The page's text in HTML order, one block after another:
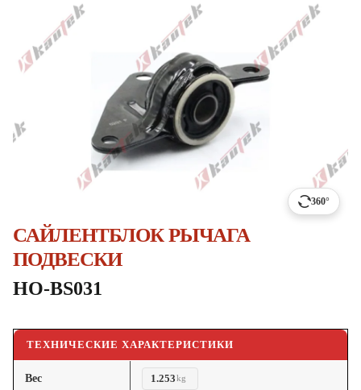
360°
САЙЛЕНТБЛОК РЫЧАГА
ПОДВЕСКИ
HO-BS031
ТЕХНИЧЕСКИЕ ХАРАКТЕРИСТИКИ
Вес 1.253kg